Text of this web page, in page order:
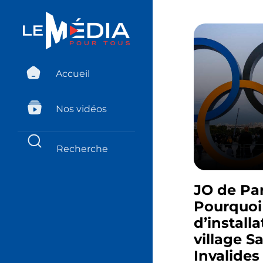
Accueil
Nos vidéos
JO de
village